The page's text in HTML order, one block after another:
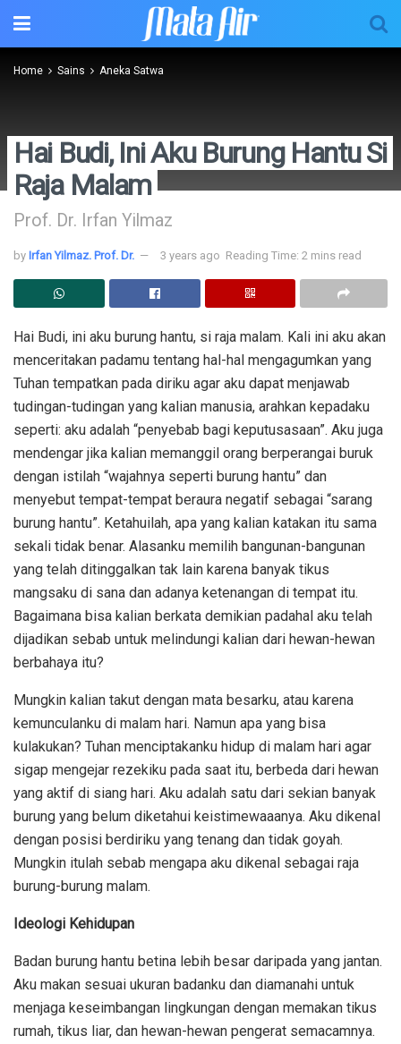
Home Sains Aneka Satwa
Hai Budi, Ini Aku Burung Hantu Si
Raja Malam
Prof. Dr. Irfan Yilmaz
by Irfan Yilmaz. Prof. Dr. 3 years ago Reading Time: 2 mins read
Hai Budi, ini aku burung hantu, si raja malam. Kali ini aku akan
menceritakan padamu tentang hal-hal mengagumkan yang
Tuhan tempatkan pada diriku agar aku dapat menjawab
tudingan-tudingan yang kalian manusia, arahkan kepadaku
seperti: aku adalah “penyebab bagi keputusasaan”. Aku juga
mendengar jika kalian memanggil orang berperangai buruk
dengan istilah “wajahnya seperti burung hantu” dan
menyebut tempat-tempat beraura negatif sebagai “sarang
burung hantu”. Ketahuilah, apa yang kalian katakan itu sama
sekali tidak benar. Alasanku memilih bangunan-bangunan
yang telah ditinggalkan tak lain karena banyak tikus
mangsaku di sana dan adanya ketenangan di tempat itu.
Bagaimana bisa kalian berkata demikian padahal aku telah
dijadikan sebab untuk melindungi kalian dari hewan-hewan
berbahaya itu?
Mungkin kalian takut dengan mata besarku, atau karena
kemunculanku di malam hari. Namun apa yang bisa
kulakukan? Tuhan menciptakanku hidup di malam hari agar
sigap mengejar rezekiku pada saat itu, berbeda dari hewan
yang aktif di siang hari. Aku adalah satu dari sekian banyak
burung yang belum diketahui keistimewaaanya. Aku dikenal
dengan posisi berdiriku yang tenang dan tidak goyah.
Mungkin itulah sebab mengapa aku dikenal sebagai raja
burung-burung malam.
Ideologi Kehidupan
Badan burung hantu betina lebih besar daripada yang jantan.
Aku makan sesuai ukuran badanku dan diamanahi untuk
menjaga keseimbangan lingkungan dengan memakan tikus
rumah, tikus liar, dan hewan-hewan pengerat semacamnya.